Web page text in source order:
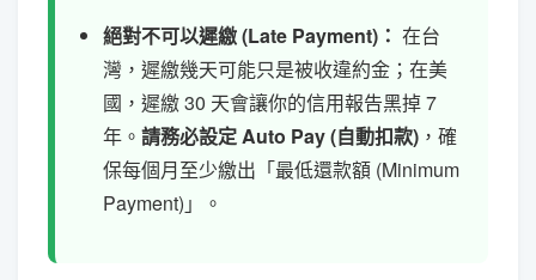
絕對不可以遲繳 (Late Payment)： 在台
灣，遲繳幾天可能只是被收違約金；在美
國，遲繳 30 天會讓你的信用報告黑掉 7
年。 請務必設定 Auto Pay (自動扣款) ，確
保每個月至少繳出「最低還款額 (Minimum
Payment)」。